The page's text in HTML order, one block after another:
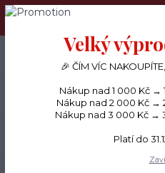
PŘÁNÍČKA a PAPÍROVÉ DÁRKY
+420 734 380 930
(Po-Ne, 8-20 hod.)
Velký
🎉 ČÍM VÍC
Nákup nad 1 000 Kč →
Nákup nad 2 000 Kč →
Nákup nad 3 000 Kč →
Platí do